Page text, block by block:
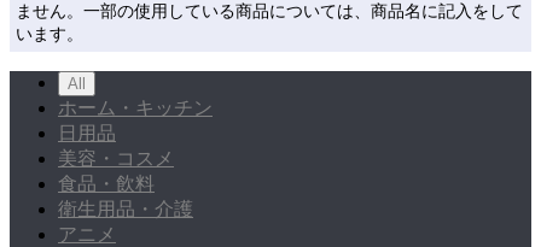
ません。一部の使用している商品については、商品名に記入をして
います。
All
ホーム・キッチン
日用品
美容・コスメ
食品・飲料
衛生用品・介護
アニメ